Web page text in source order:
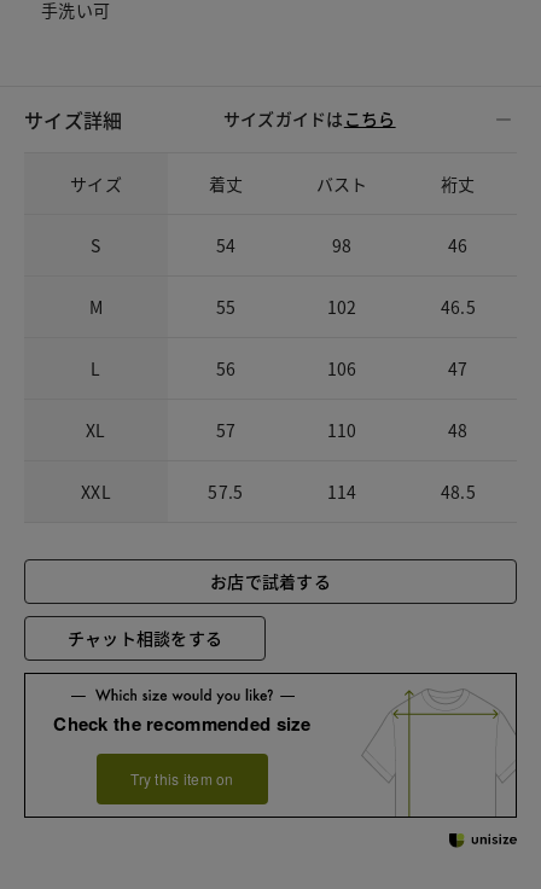
手洗い可
サイズ詳細 サイズガイドは こちら
サイズ 着丈 バスト 裄丈
S 54 98 46
M 55 102 46.5
L 56 106 47
XL 57 110 48
XXL 57.5 114 48.5
お店で試着する
チャット相談をする
Check the recommended size
Try this item on